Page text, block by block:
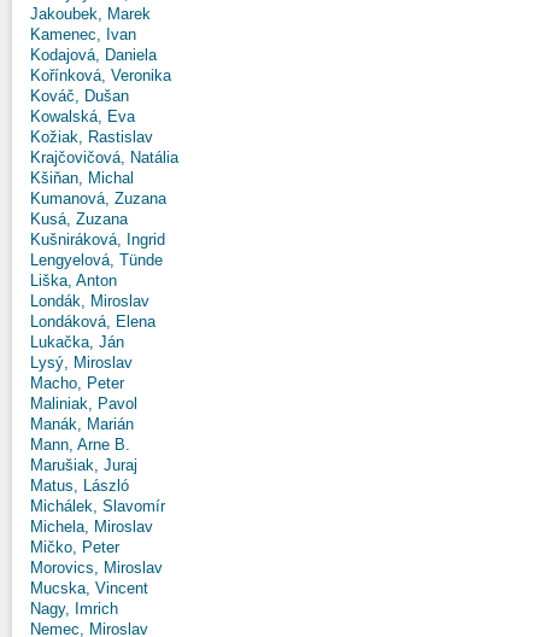
Jakoubek, Marek
Kamenec, Ivan
Kodajová, Daniela
Kořínková, Veronika
Kováč, Dušan
Kowalská, Eva
Kožiak, Rastislav
Krajčovičová, Natália
Kšiňan, Michal
Kumanová, Zuzana
Kusá, Zuzana
Kušniráková, Ingrid
Lengyelová, Tünde
Liška, Anton
Londák, Miroslav
Londáková, Elena
Lukačka, Ján
Lysý, Miroslav
Macho, Peter
Maliniak, Pavol
Manák, Marián
Mann, Arne B.
Marušiak, Juraj
Matus, László
Michálek, Slavomír
Michela, Miroslav
Mičko, Peter
Morovics, Miroslav
Mucska, Vincent
Nagy, Imrich
Nemec, Miroslav